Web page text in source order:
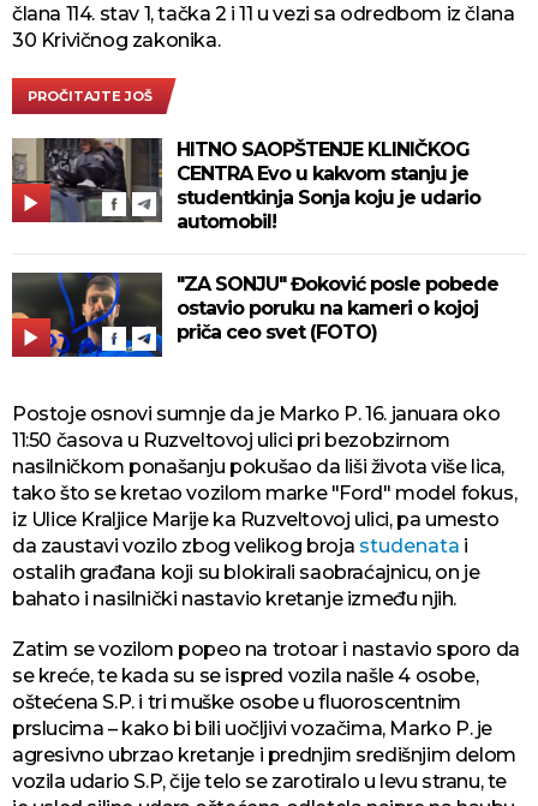
člana 114. stav 1, tačka 2 i 11 u vezi sa odredbom iz člana
30 Krivičnog zakonika.
PROČITAJTE JOŠ
HITNO SAOPŠTENJE KLINIČKOG
CENTRA Evo u kakvom stanju je
studentkinja Sonja koju je udario
automobil!
"ZA SONJU" Đoković posle pobede
ostavio poruku na kameri o kojoj
priča ceo svet (FOTO)
Postoje osnovi sumnje da je Marko P. 16. januara oko
11:50 časova u Ruzveltovoj ulici pri bezobzirnom
nasilničkom ponašanju pokušao da liši života više lica,
tako što se kretao vozilom marke "Ford" model fokus,
iz Ulice Kraljice Marije ka Ruzveltovoj ulici, pa umesto
da zaustavi vozilo zbog velikog broja studenata i
ostalih građana koji su blokirali saobraćajnicu, on je
bahato i nasilnički nastavio kretanje između njih.
Zatim se vozilom popeo na trotoar i nastavio sporo da
se kreće, te kada su se ispred vozila našle 4 osobe,
oštećena S.P. i tri muške osobe u fluoroscentnim
prslucima – kako bi bili uočljivi vozačima, Marko P. je
agresivno ubrzao kretanje i prednjim središnjim delom
vozila udario S.P, čije telo se zarotiralo u levu stranu, te